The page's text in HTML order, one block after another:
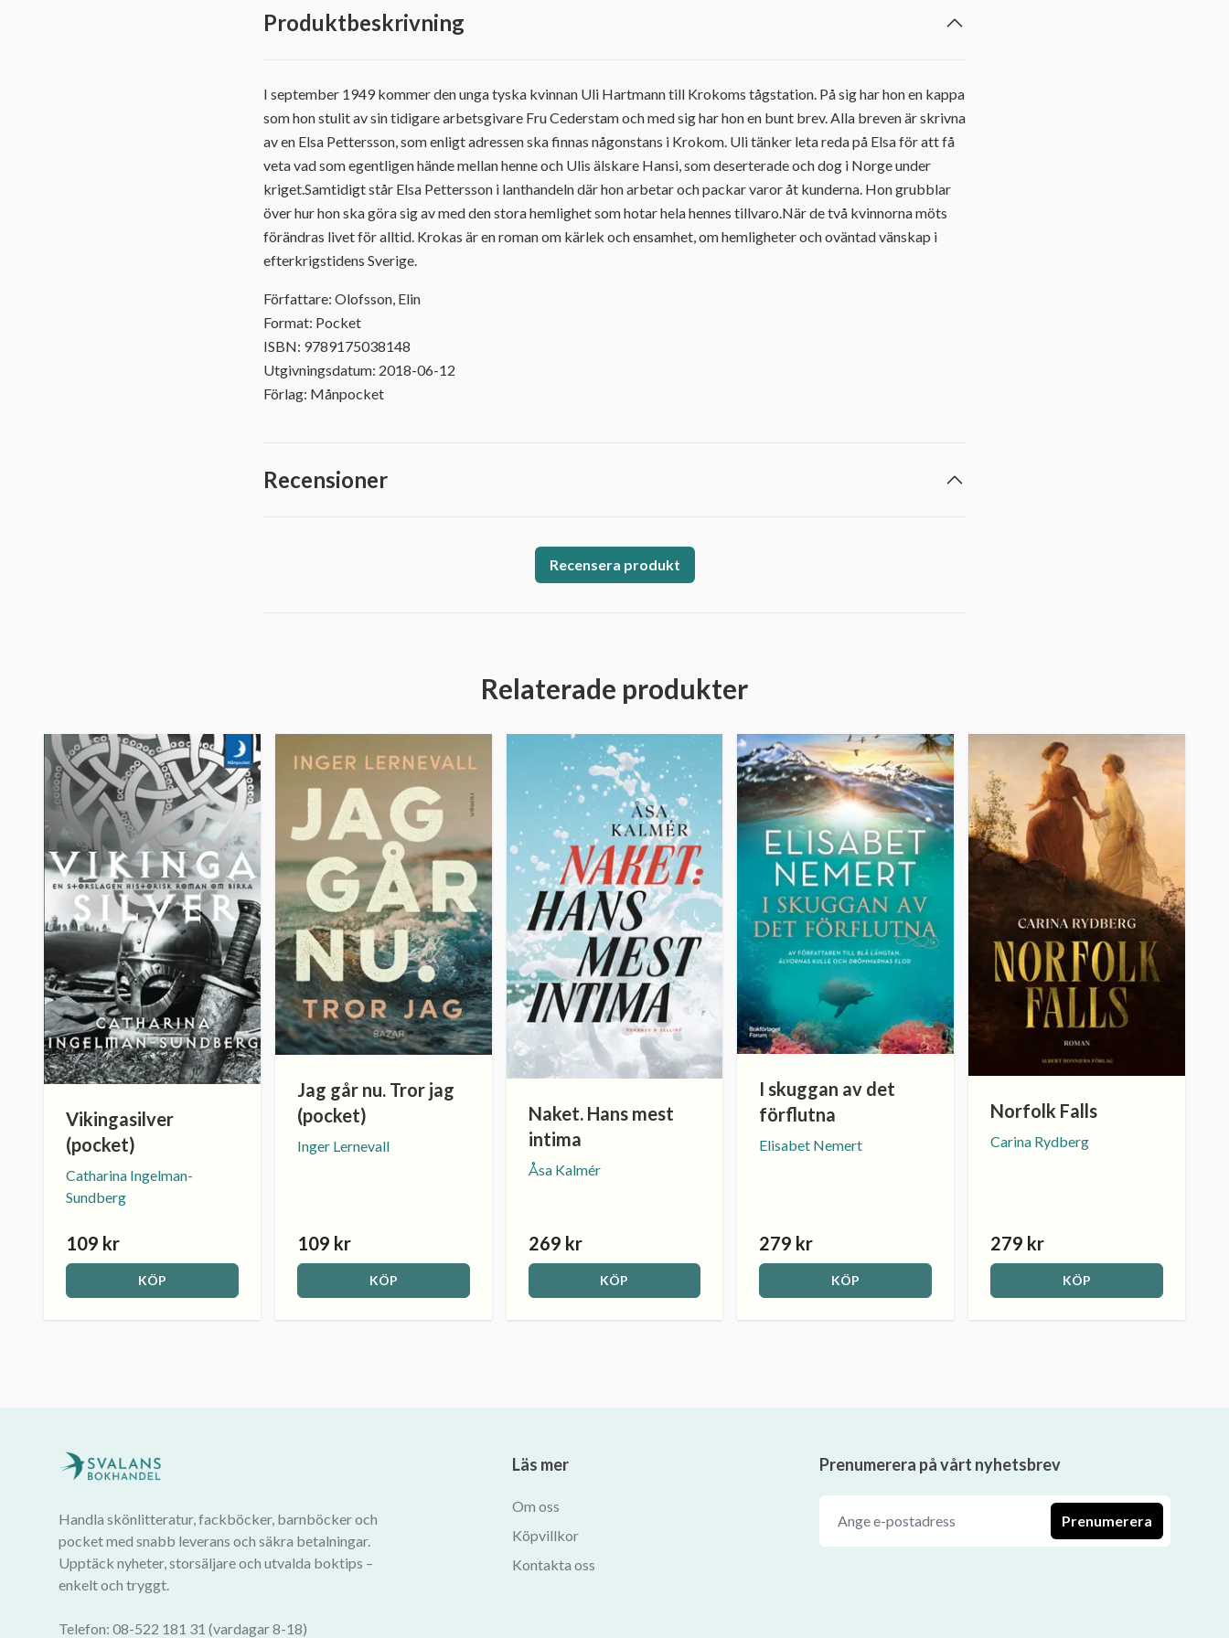
Produktbeskrivning
I september 1949 kommer den unga tyska kvinnan Uli Hartmann till Krokoms tågstation. På sig har hon en kappa
som hon stulit av sin tidigare arbetsgivare Fru Cederstam och med sig har hon en bunt brev. Alla breven är skrivna
av en Elsa Pettersson, som enligt adressen ska finnas någonstans i Krokom. Uli tänker leta reda på Elsa för att få
veta vad som egentligen hände mellan henne och Ulis älskare Hansi, som deserterade och dog i Norge under
kriget.Samtidigt står Elsa Pettersson i lanthandeln där hon arbetar och packar varor åt kunderna. Hon grubblar
över hur hon ska göra sig av med den stora hemlighet som hotar hela hennes tillvaro.När de två kvinnorna möts
förändras livet för alltid. Krokas är en roman om kärlek och ensamhet, om hemligheter och oväntad vänskap i
efterkrigstidens Sverige.
Författare: Olofsson, Elin
Format: Pocket
ISBN: 9789175038148
Utgivningsdatum: 2018-06-12
Förlag: Månpocket
Recensioner
Recensera produkt
Relaterade produkter
Vikingasilver
(pocket)
Catharina Ingelman-
Sundberg
109 kr
KÖP
Jag går nu. Tror jag
(pocket)
Inger Lernevall
109 kr
KÖP
Naket. Hans mest
intima
Åsa Kalmér
269 kr
KÖP
I skuggan av det
förflutna
Elisabet Nemert
279 kr
KÖP
Norfolk Falls
Carina Rydberg
279 kr
KÖP
Handla skönlitteratur, fackböcker, barnböcker och
pocket med snabb leverans och säkra betalningar.
Upptäck nyheter, storsäljare och utvalda boktips –
enkelt och tryggt.
Telefon: 08-522 181 31 (vardagar 8-18)
Läs mer
Om oss
Köpvillkor
Kontakta oss
Prenumerera på vårt nyhetsbrev
Prenumerera